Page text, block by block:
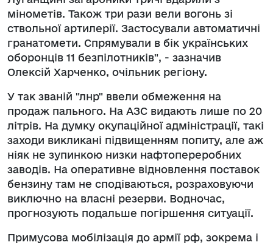
мінометів. Також три рази вели вогонь зі
ствольної артилерії. Застосували автоматичні
гранатомети. Спрямували в бік українських
оборонців 11 безпілотників", - зазначив
Олексій Харченко, очільник регіону.
У так званій "лнр" ввели обмеження на
продаж пального. На АЗС видають лише по 20
літрів. На думку окупаційної адміністрації, такі
заходи викликані підвищенням попиту, але аж
ніяк не зупинкою низки нафтопереробних
заводів. На оперативне відновлення поставок
бензину там не сподіваються, розраховуючи
виключно на власні резерви. Водночас,
прогнозують подальше погіршення ситуації.
Примусова мобілізація до армії рф, зокрема і